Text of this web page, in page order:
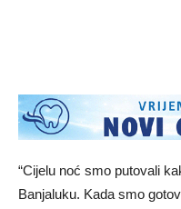
“Cijelu noć smo putovali
Banjaluku. Kada smo